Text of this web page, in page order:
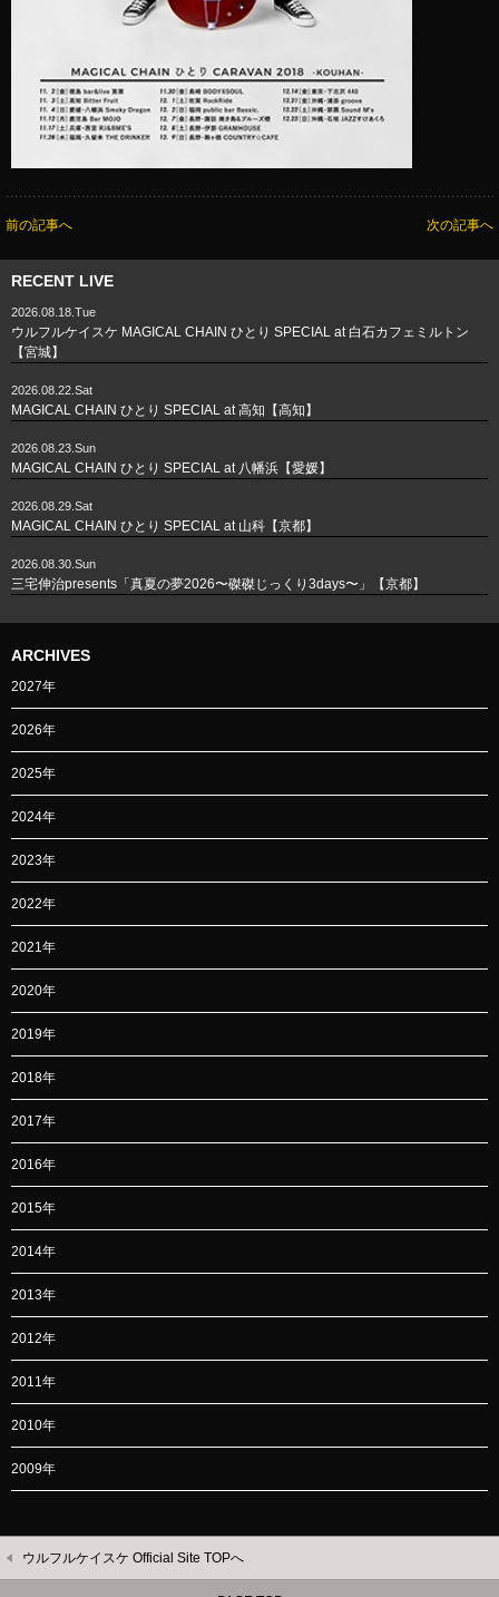
前の記事へ 次の記事へ
RECENT LIVE
2026.08.18.Tue
ウルフルケイスケ MAGICAL CHAIN ひとり SPECIAL at 白石カフェミルトン
【宮城】
2026.08.22.Sat
MAGICAL CHAIN ひとり SPECIAL at 高知【高知】
2026.08.23.Sun
MAGICAL CHAIN ひとり SPECIAL at 八幡浜【愛媛】
2026.08.29.Sat
MAGICAL CHAIN ひとり SPECIAL at 山科【京都】
2026.08.30.Sun
三宅伸治presents「真夏の夢2026〜磔磔じっくり3days〜」【京都】
ARCHIVES
2027年
2026年
2025年
2024年
2023年
2022年
2021年
2020年
2019年
2018年
2017年
2016年
2015年
2014年
2013年
2012年
2011年
2010年
2009年
ウルフルケイスケ Official Site TOPへ